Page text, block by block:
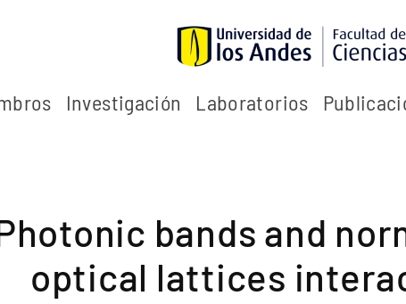
Investigación Laboratorios
bands and
optical lattices